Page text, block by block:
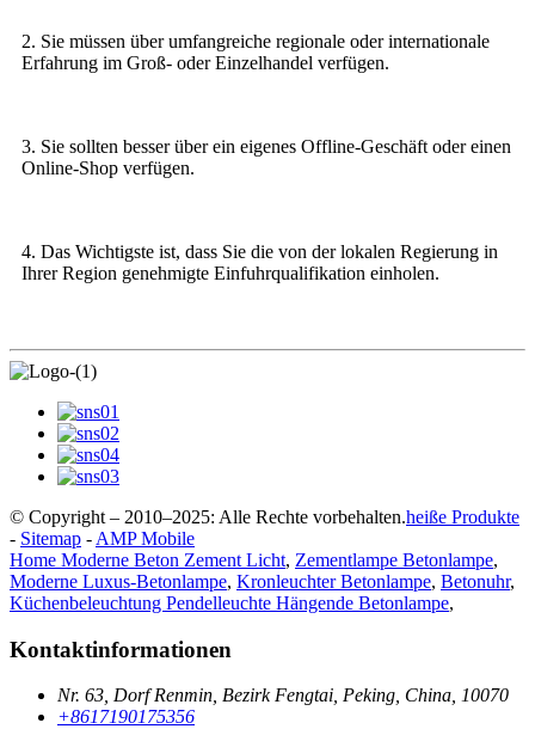
2. Sie müssen über umfangreiche regionale oder internationale
Erfahrung im Groß- oder Einzelhandel verfügen.
3. Sie sollten besser über ein eigenes Offline-Geschäft oder einen
Online-Shop verfügen.
4. Das Wichtigste ist, dass Sie die von der lokalen Regierung in
Ihrer Region genehmigte Einfuhrqualifikation einholen.
© Copyright – 2010–2025: Alle Rechte vorbehalten.heiße Produkte
- Sitemap - AMP Mobile
Home Moderne Beton Zement Licht, Zementlampe Betonlampe,
Moderne Luxus-Betonlampe, Kronleuchter Betonlampe, Betonuhr,
Küchenbeleuchtung Pendelleuchte Hängende Betonlampe,
Kontaktinformationen
Nr. 63, Dorf Renmin, Bezirk Fengtai, Peking, China, 10070
+8617190175356